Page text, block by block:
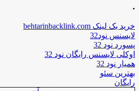
.
خرید بک لینک behtarinbacklink.com
لایسنس نود32
پسورد نود 32
اوکلی لایسنس رایگان نود 32
همیار نود 32
بهترین سئو
رایگان